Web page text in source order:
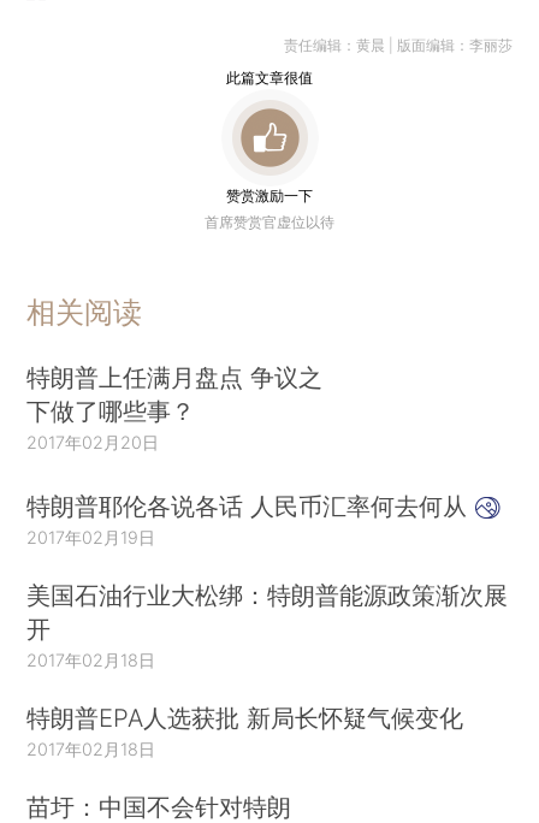
责任编辑：黄晨 | 版面编辑：李丽莎
此篇文章很值
赞赏激励一下
首席赞赏官虚位以待
相关阅读
特朗普上任满月盘点 争议之
下做了哪些事？
2017年02月20日
特朗普耶伦各说各话 人民币汇率何去何从
2017年02月19日
美国石油行业大松绑：特朗普能源政策渐次展
开
2017年02月18日
特朗普EPA人选获批 新局长怀疑气候变化
2017年02月18日
苗圩：中国不会针对特朗